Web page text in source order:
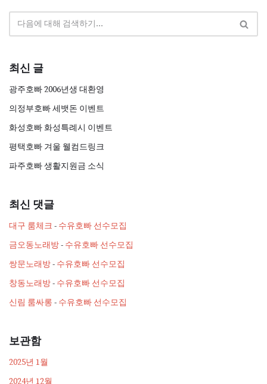
최신 글
광주호빠 2006년생 대환영
의정부호빠 세뱃돈 이벤트
화성호빠 화성특례시 이벤트
평택호빠 겨울 웰컴드링크
파주호빠 생활지원금 소식
최신 댓글
대구 룸체크 - 수유호빠 선수모집
금오동노래방- 수유호빠 선수모집
쌍문노래방- 수유호빠 선수모집
창동노래방- 수유호빠 선수모집
신림 룸싸롱 - 수유호빠 선수모집
보관함
2025년 1월
2024년 12월